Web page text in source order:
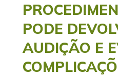
PODE
AUDIÇÃO E